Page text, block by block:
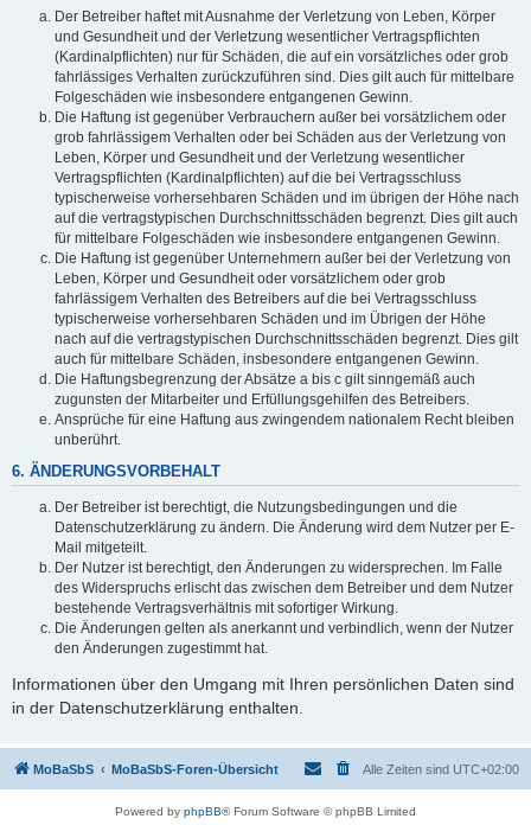
Der Betreiber haftet mit Ausnahme der Verletzung von Leben, Körper
und Gesundheit und der Verletzung wesentlicher Vertragspflichten
(Kardinalpflichten) nur für Schäden, die auf ein vorsätzliches oder grob
fahrlässiges Verhalten zurückzuführen sind. Dies gilt auch für mittelbare
Folgeschäden wie insbesondere entgangenen Gewinn.
Die Haftung ist gegenüber Verbrauchern außer bei vorsätzlichem oder
grob fahrlässigem Verhalten oder bei Schäden aus der Verletzung von
Leben, Körper und Gesundheit und der Verletzung wesentlicher
Vertragspflichten (Kardinalpflichten) auf die bei Vertragsschluss
typischerweise vorhersehbaren Schäden und im übrigen der Höhe nach
auf die vertragstypischen Durchschnittsschäden begrenzt. Dies gilt auch
für mittelbare Folgeschäden wie insbesondere entgangenen Gewinn.
Die Haftung ist gegenüber Unternehmern außer bei der Verletzung von
Leben, Körper und Gesundheit oder vorsätzlichem oder grob
fahrlässigem Verhalten des Betreibers auf die bei Vertragsschluss
typischerweise vorhersehbaren Schäden und im Übrigen der Höhe
nach auf die vertragstypischen Durchschnittsschäden begrenzt. Dies gilt
auch für mittelbare Schäden, insbesondere entgangenen Gewinn.
Die Haftungsbegrenzung der Absätze a bis c gilt sinngemäß auch
zugunsten der Mitarbeiter und Erfüllungsgehilfen des Betreibers.
Ansprüche für eine Haftung aus zwingendem nationalem Recht bleiben
unberührt.
6. ÄNDERUNGSVORBEHALT
Der Betreiber ist berechtigt, die Nutzungsbedingungen und die
Datenschutzerklärung zu ändern. Die Änderung wird dem Nutzer per E-
Mail mitgeteilt.
Der Nutzer ist berechtigt, den Änderungen zu widersprechen. Im Falle
des Widerspruchs erlischt das zwischen dem Betreiber und dem Nutzer
bestehende Vertragsverhältnis mit sofortiger Wirkung.
Die Änderungen gelten als anerkannt und verbindlich, wenn der Nutzer
den Änderungen zugestimmt hat.
Informationen über den Umgang mit Ihren persönlichen Daten sind
in der Datenschutzerklärung enthalten.
MoBaSbS MoBaSbS-Foren-Übersicht Alle Zeiten sind UTC+02:00
Powered by phpBB® Forum Software © phpBB Limited